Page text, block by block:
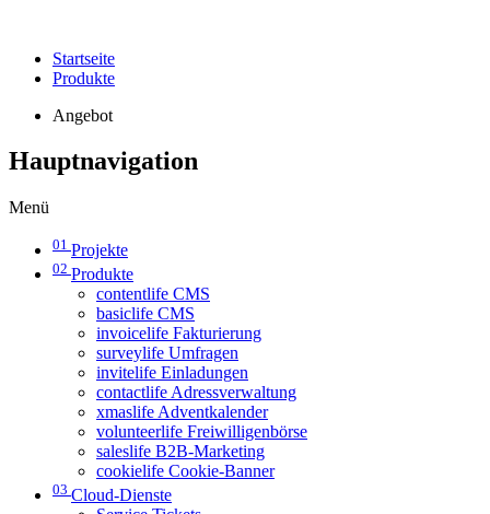
Startseite
Produkte
Angebot
Hauptnavigation
Menü
01 Projekte
02 Produkte
contentlife CMS
basiclife CMS
invoicelife Fakturierung
surveylife Umfragen
invitelife Einladungen
contactlife Adressverwaltung
xmaslife Adventkalender
volunteerlife Freiwilligenbörse
saleslife B2B-Marketing
cookielife Cookie-Banner
03 Cloud-Dienste